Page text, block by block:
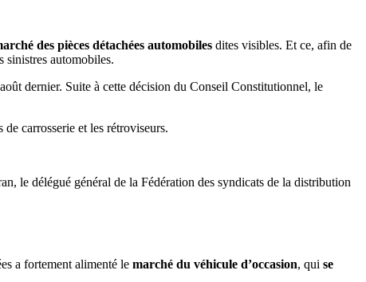
des pièces détachées automobiles dites visibles. Et ce, afin de
sinistres automobiles.
dernier. Suite à cette décision du Conseil Constitutionnel, le
carrosserie et les rétroviseurs.
le délégué général de la Fédération des syndicats de la distribution
a fortement alimenté le marché du véhicule d’occasion, qui se